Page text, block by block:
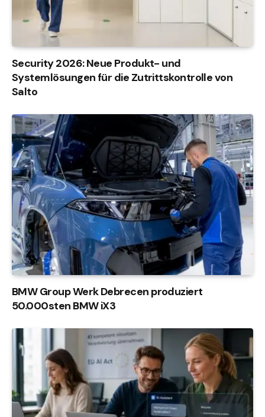
Security 2026: Neue Produkt- und
Systemlösungen für die Zutrittskontrolle von
Salto
BMW Group Werk Debrecen produziert
50.000sten BMW iX3